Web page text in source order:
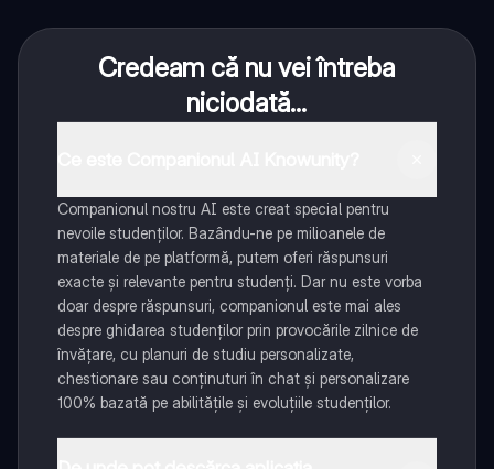
Credeam că nu vei întreba
niciodată...
Companionul nostru AI este creat special pentru
nevoile studenților. Bazându-ne pe milioanele de
materiale de pe platformă, putem oferi răspunsuri
exacte și relevante pentru studenți. Dar nu este vorba
doar despre răspunsuri, companionul este mai ales
despre ghidarea studenților prin provocările zilnice de
învățare, cu planuri de studiu personalizate,
chestionare sau conținuturi în chat și personalizare
100% bazată pe abilitățile și evoluțiile studenților.